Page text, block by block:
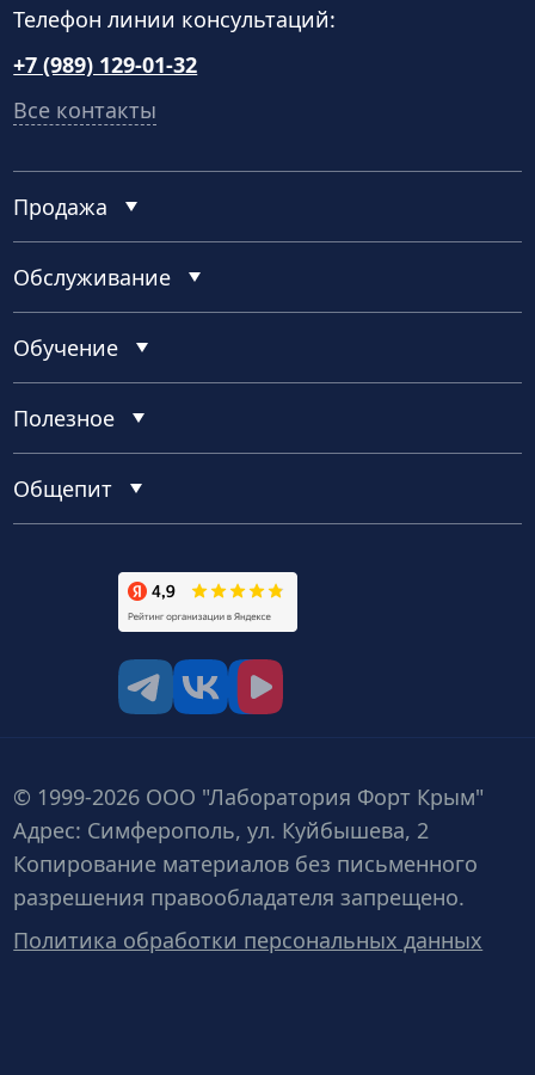
Телефон линии консультаций:
+7 (989) 129-01-32
Все контакты
Продажа
Обслуживание
Обучение
Полезное
Общепит
© 1999-2026 ООО "Лаборатория Форт Крым"
Адрес: Симферополь, ул. Куйбышева, 2
Копирование материалов без письменного
разрешения правообладателя запрещено.
Политика обработки персональных данных